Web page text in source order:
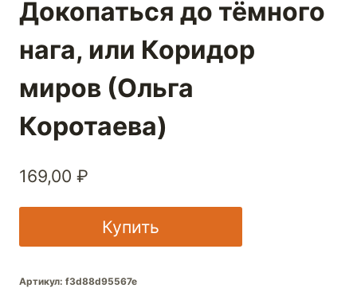
Докопаться до тёмного
нага, или Коридор
миров (Ольга
Коротаева)
169,00 ₽
Купить
Артикул: f3d88d95567e